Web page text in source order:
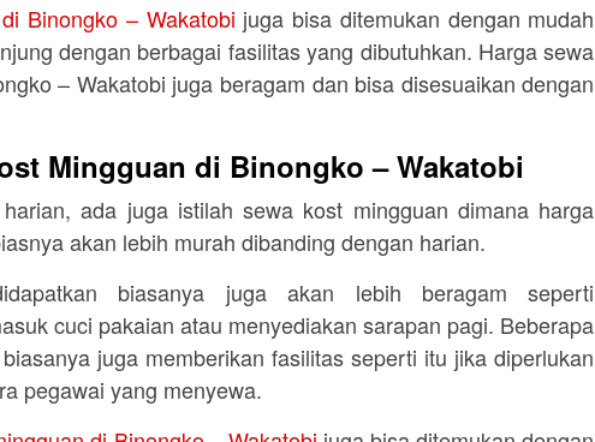
Binongko – Wakatobi juga bisa ditemukan dengan mudah
dengan berbagai fasilitas yang dibutuhkan. Harga sewa
– Wakatobi juga beragam dan bisa disesuaikan dengan
Mingguan di Binongko – Wakatobi
ada juga istilah sewa kost mingguan dimana harga
akan lebih murah dibanding dengan harian.
biasanya juga akan lebih beragam seperti
cuci pakaian atau menyediakan sarapan pagi. Beberapa
juga memberikan fasilitas seperti itu jika diperlukan
pegawai yang menyewa.